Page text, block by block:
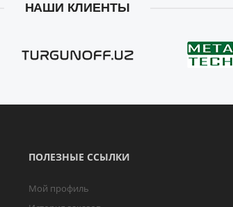
НАШИ КЛИЕНТЫ
ПОЛЕЗНЫЕ ССЫЛКИ
Мой профиль